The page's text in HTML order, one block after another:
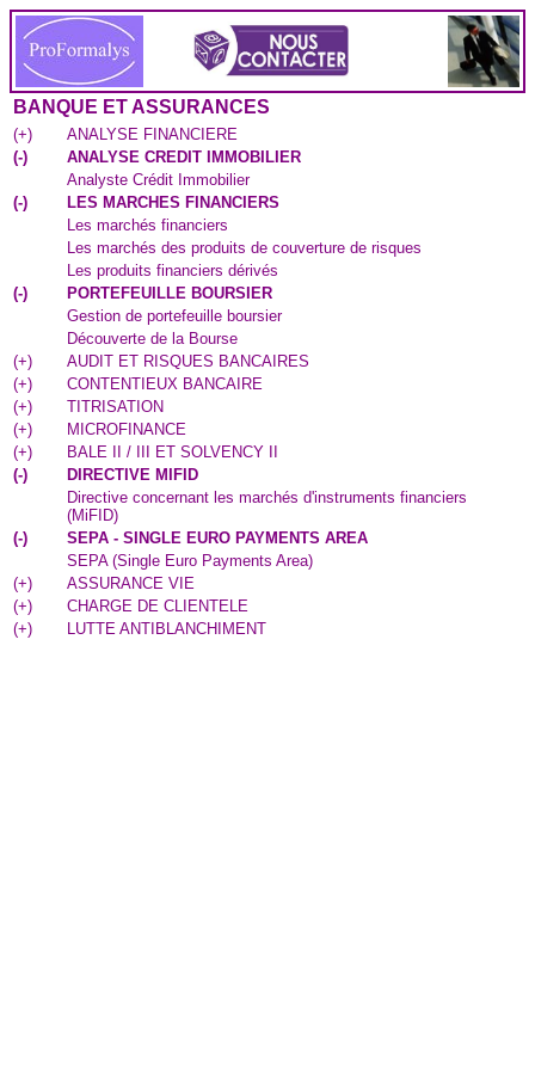
BANQUE ET ASSURANCES
(+)
ANALYSE FINANCIERE
(-)
ANALYSE CREDIT IMMOBILIER
Analyste Crédit Immobilier
(-)
LES MARCHES FINANCIERS
Les marchés financiers
Les marchés des produits de couverture de risques
Les produits financiers dérivés
(-)
PORTEFEUILLE BOURSIER
Gestion de portefeuille boursier
Découverte de la Bourse
(+)
AUDIT ET RISQUES BANCAIRES
(+)
CONTENTIEUX BANCAIRE
(+)
TITRISATION
(+)
MICROFINANCE
(+)
BALE II / III ET SOLVENCY II
(-)
DIRECTIVE MIFID
Directive concernant les marchés d'instruments financiers
(MiFID)
(-)
SEPA - SINGLE EURO PAYMENTS AREA
SEPA (Single Euro Payments Area)
(+)
ASSURANCE VIE
(+)
CHARGE DE CLIENTELE
(+) LUTTE ANTIBLANCHIMENT